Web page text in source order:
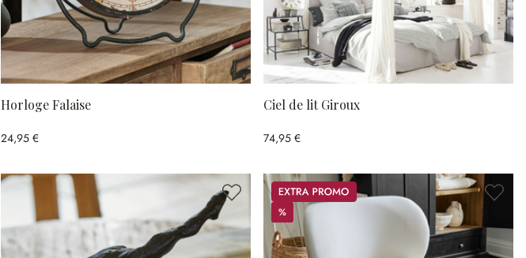
Horloge Falaise
24,95 €
Ciel de lit Giroux
74,95 €
Promos
%
%